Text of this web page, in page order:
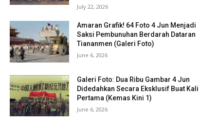
July 22, 2026
Amaran Grafik! 64 Foto 4 Jun Menjadi
Saksi Pembunuhan Berdarah Dataran
Tiananmen (Galeri Foto)
June 6, 2026
Galeri Foto: Dua Ribu Gambar 4 Jun
Didedahkan Secara Eksklusif Buat Kali
Pertama (Kemas Kini 1)
June 6, 2026